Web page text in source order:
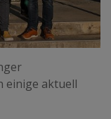
einige aktuell